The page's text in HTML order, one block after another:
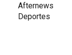
Afternews
Deportes